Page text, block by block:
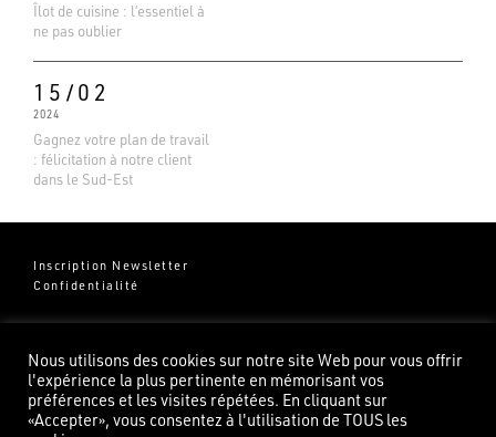
Îlot de cuisine : l’essentiel à
ne pas oublier
15/02
2024
Gagnez votre plan de travail
: félicitation à notre client
dans le Sud-Est
Inscription Newsletter
Confidentialité
Groupe Pierredeplan
82100 Castelsarrasin
Nous utilisons des cookies sur notre site Web pour vous offrir
l'expérience la plus pertinente en mémorisant vos
préférences et les visites répétées. En cliquant sur
«Accepter», vous consentez à l'utilisation de TOUS les